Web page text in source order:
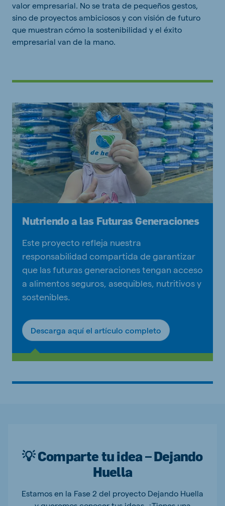
valor empresarial. No se trata de pequeños gestos,
sino de proyectos ambiciosos y con visión de futuro
que muestran cómo la sostenibilidad y el éxito
empresarial van de la mano.
Nutriendo a las Futuras Generaciones
Este proyecto refleja nuestra
responsabilidad compartida de garantizar
que las futuras generaciones tengan acceso
a alimentos seguros, asequibles, nutritivos y
sostenibles.
Descarga aquí el artículo completo
💡 Comparte tu idea – Dejando
Huella
Estamos en la Fase 2 del proyecto Dejando Huella